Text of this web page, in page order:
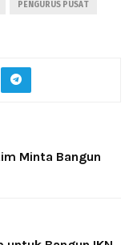
PENGURUS PUSAT
Minta Bangun